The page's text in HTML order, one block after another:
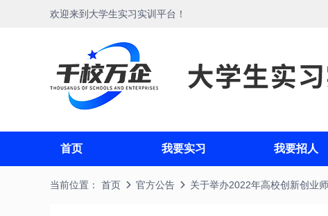
欢迎来到大学生实习实训平台！
首页 我要实习 我要招人
当前位置： 首页 官方公告 关于举办2022年高校创新创业